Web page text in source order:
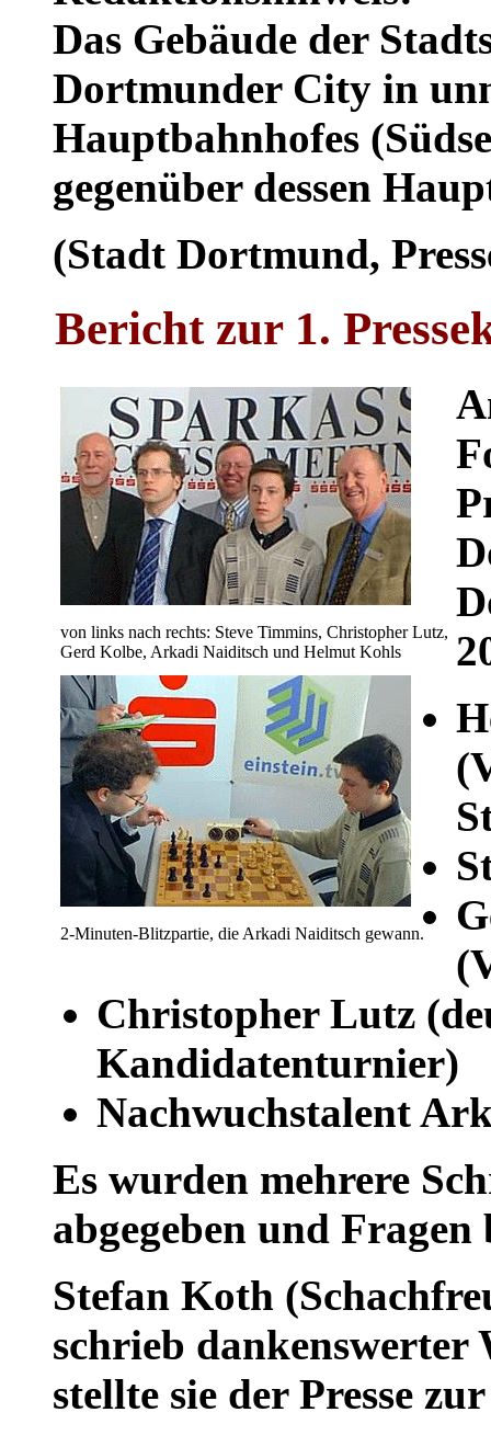
Das Gebäude der
Dortmunder City in
Hauptbahnhofes
gegenüber dessen
(Stadt Dortmund,
Bericht zur 1.
von links nach rechts: Steve Timmins, Christopher Lutz,
Gerd Kolbe, Arkadi Naiditsch und Helmut Kohls
2-Minuten-Blitzpartie, die Arkadi Naiditsch gewann.
Christopher Lutz
Kandidatenturnier)
Nachwuchstalent
Es wurden mehrere
abgegeben und
Stefan Koth
schrieb dankenswerter
stellte sie der Presse